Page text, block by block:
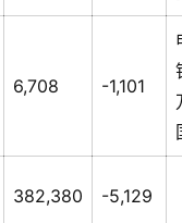
6,708 -1,101
382,380 -5,129